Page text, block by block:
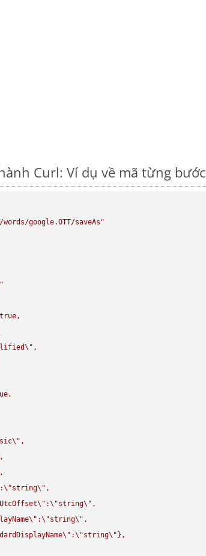
Curl: Ví dụ về mã từng bước
google.OTT/saveAs"
\" ,
\" ,
:\"string\" ,
\" :\"string\" ,
\" :\"string\" ,
\" :\"string\" },